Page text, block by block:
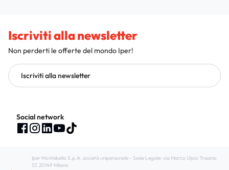
Iscriviti alla newsletter
Non perderti le offerte del mondo Iper!
Iscriviti alla newsletter
Social network
Iper Montebello S.p.A. società unipersonale - Sede Legale: via Marco Ulpio Traiano
57, 20149 Milano